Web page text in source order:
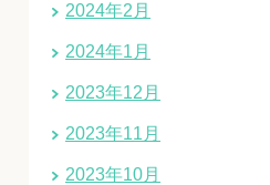
2024年2月
2024年1月
2023年12月
2023年11月
2023年10月